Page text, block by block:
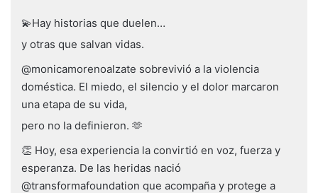
💫Hay historias que duelen…
y otras que salvan vidas.
@monicamorenoalzate sobrevivió a la violencia
doméstica. El miedo, el silencio y el dolor marcaron
una etapa de su vida,
pero no la definieron. 🫶
👏 Hoy, esa experiencia la convirtió en voz, fuerza y
esperanza. De las heridas nació
@transformafoundation que acompaña y protege a